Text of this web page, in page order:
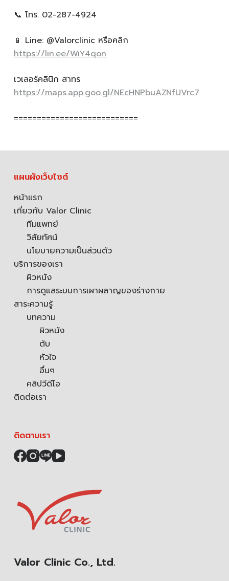
📞 โทร. 02-287-4924
📱 Line: @Valorclinic หรือคลิก
https://lin.ee/WiY4qon
เวเลอร์คลินิก สาทร
https://maps.app.goo.gl/NEcHNPbuAZNfUVrc7
===========================
แผนผังเว็บไซต์
หน้าแรก
เกี่ยวกับ Valor Clinic
ทีมแพทย์
วิสัยทัศน์
นโยบายความเป็นส่วนตัว
บริการของเรา
ผิวหนัง
การดูแลระบบการเผาผลาญของร่างกาย
สาระความรู้
บทความ
ผิวหนัง
ตับ
หัวใจ
อื่นๆ
คลิปวีดีโอ
ติดต่อเรา
ติดตามเรา
Valor Clinic Co., Ltd.